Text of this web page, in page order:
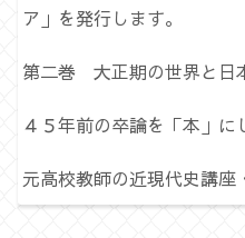
ア」を発行します。
第二巻 大正期の世界と日
４５年前の卒論を「本」に
元高校教師の近現代史講